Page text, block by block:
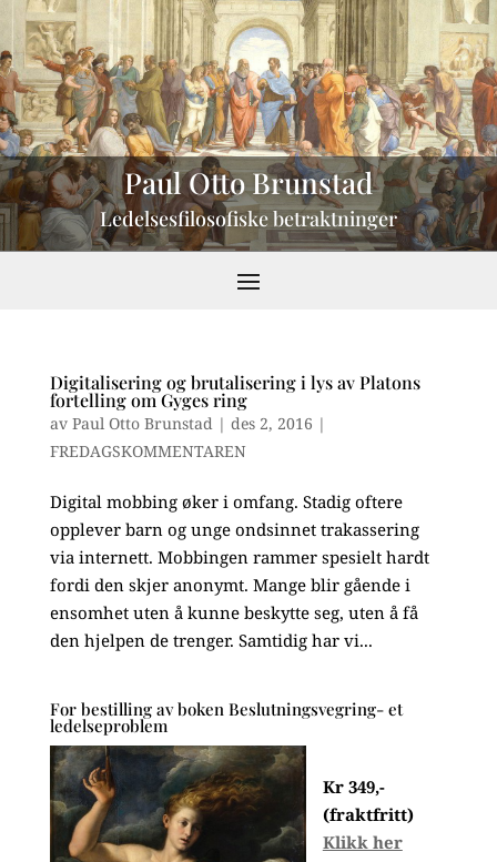
Paul Otto Brunstad
Ledelsesfilosofiske betraktninger
Digitalisering og brutalisering i lys av Platons
fortelling om Gyges ring
av Paul Otto Brunstad| des 2, 2016 |
FREDAGSKOMMENTAREN
Digital mobbing øker i omfang. Stadig oftere
opplever barn og unge ondsinnet trakassering
via internett. Mobbingen rammer spesielt hardt
fordi den skjer anonymt. Mange blir gående i
ensomhet uten å kunne beskytte seg, uten å få
den hjelpen de trenger. Samtidig har vi...
For bestilling av boken Beslutningsvegring- et
ledelseproblem
Kr 349,-
(fraktfritt)
Klikk her